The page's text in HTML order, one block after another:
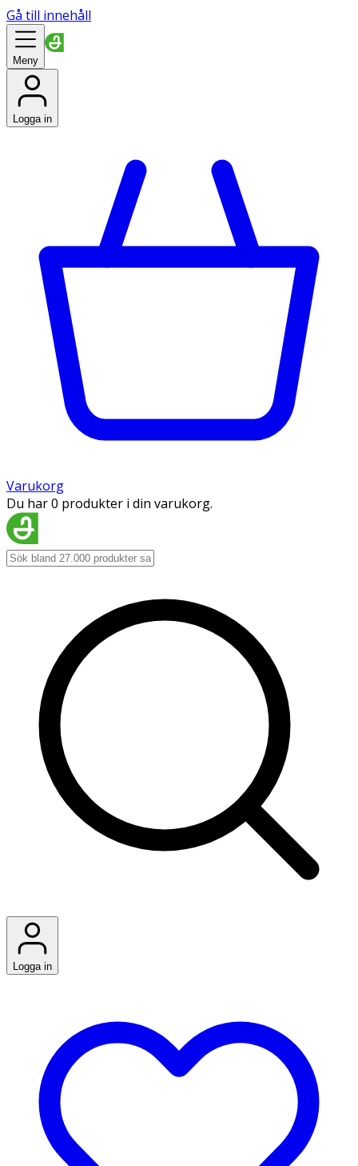
Gå till innehåll
Meny
Logga in
Varukorg
Du har 0 produkter i din varukorg.
Logga in